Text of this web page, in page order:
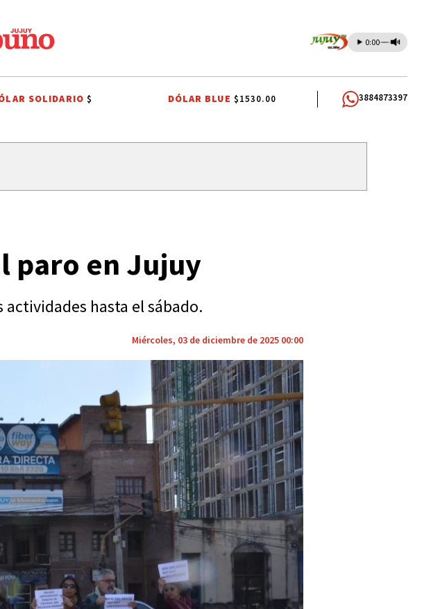
0:00
AGUA POTABLE SANTISIMO SALVADOR CARLOS SADIR
SOLIDARIO$ DÓLAR BLUE $1530.00 3884873397
paro en Jujuy
hasta el sábado.
Miércoles, 03 de diciembre de 2025 00:00